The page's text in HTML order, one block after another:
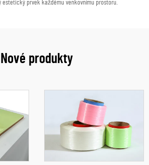
estetický prvek každému venkovnímu prostoru.
Nové produkty